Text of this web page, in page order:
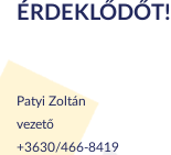
ÉRDEKLŐDŐT!
Patyi Zoltán
vezető
+3630/466-8419